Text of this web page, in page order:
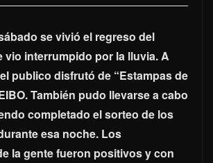
se vivió el regreso del
vio interrumpido por la lluvia. A
publico disfrutó de “Estampas de
También pudo llevarse a cabo
completado el sorteo de los
esa noche. Los
la gente fueron positivos y con